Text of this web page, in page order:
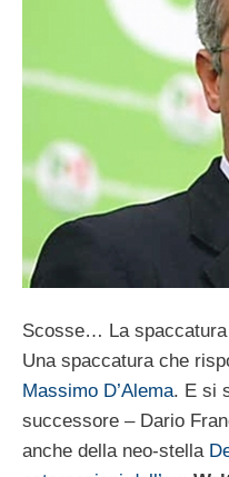
Scosse… La
Una spaccatura che
Massimo D’Alema. E si
successore – Dario
anche della neo-stella